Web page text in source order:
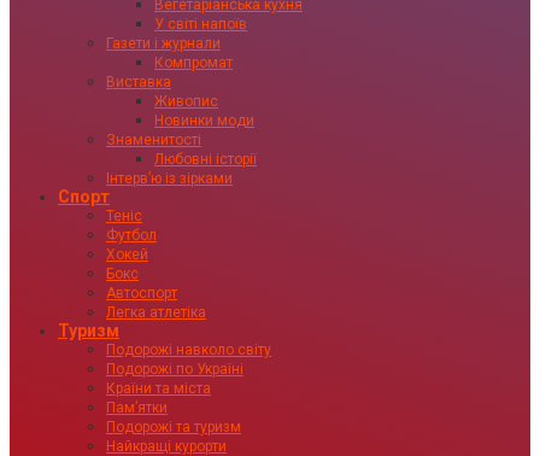
Вегетаріанська кухня
У світі напоїв
Газети і журнали
Компромат
Виставка
Живопис
Новинки моди
Знаменитості
Любовні історії
Інтервʼю із зірками
Спорт
Теніс
Футбол
Хокей
Бокс
Автоспорт
Легка атлетіка
Туризм
Подорожі навколо світу
Подорожі по Україні
Країни та міста
Пам’ятки
Подорожі та туризм
Найкращі курорти